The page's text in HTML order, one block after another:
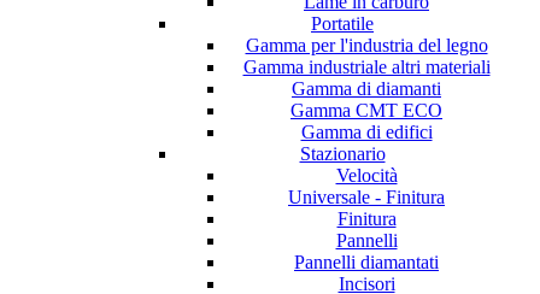
Portatile
Gamma per l'industria del legno
Gamma industriale altri materiali
Gamma di diamanti
Gamma CMT ECO
Gamma di edifici
Stazionario
Velocità
Universale - Finitura
Finitura
Pannelli
Pannelli diamantati
Incisori